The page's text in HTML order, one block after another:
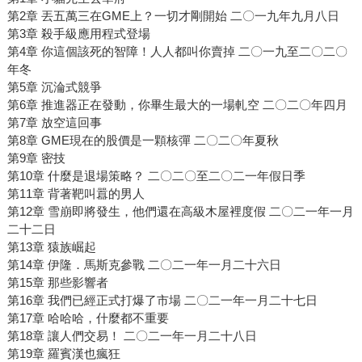
第2章 丟五萬三在GME上？一切才剛開始 二〇一九年九月八日
第3章 殺手級應用程式登場
第4章 你這個該死的智障！人人都叫你賣掉 二〇一九至二〇二〇
年冬
第5章 沉淪式競爭
第6章 推進器正在發動，你畢生最大的一場軋空 二〇二〇年四月
第7章 放空這回事
第8章 GME現在的股價是一顆核彈 二〇二〇年夏秋
第9章 密技
第10章 什麼是退場策略？ 二〇二〇至二〇二一年假日季
第11章 背著靶叫囂的男人
第12章 雪崩即將發生，他們還在高級木屋裡度假 二〇二一年一月
二十二日
第13章 猿族崛起
第14章 伊隆．馬斯克參戰 二〇二一年一月二十六日
第15章 那些影響者
第16章 我們已經正式打爆了市場 二〇二一年一月二十七日
第17章 哈哈哈，什麼都不重要
第18章 讓人們交易！ 二〇二一年一月二十八日
第19章 羅賓漢也瘋狂